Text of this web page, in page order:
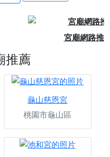
日最低只要6元起 Next
推薦
龜山慈恩宮
桃園市龜山區